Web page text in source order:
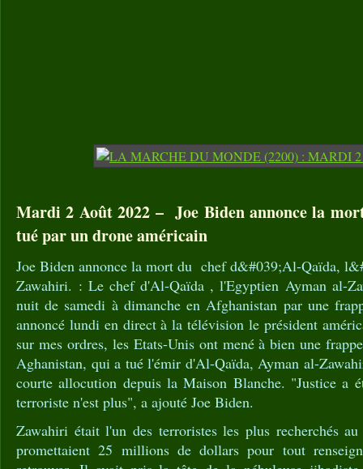
Mardi 2 Août 2022 – Joe Biden annonce la
tué par un drone américain
Joe Biden annonce la mort du chef d&#039;Al-Qaïda,
Zawahiri. : Le chef d'Al-Qaïda , l'Egyptien Ayman al-
nuit de samedi à dimanche en Afghanistan par une
annoncé lundi en direct à la télévision le président
sur mes ordres, les Etats-Unis ont mené à bien une
Aghanistan, qui a tué l'émir d'Al-Qaïda, Ayman al-
courte allocution depuis la Maison Blanche. "Justice a
terroriste n'est plus", a ajouté Joe Biden.
Zawahiri était l'un des terroristes les plus recherchés
promettaient 25 millions de dollars pour tout